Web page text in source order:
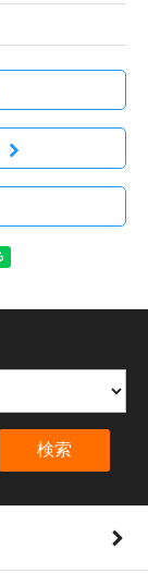
検索